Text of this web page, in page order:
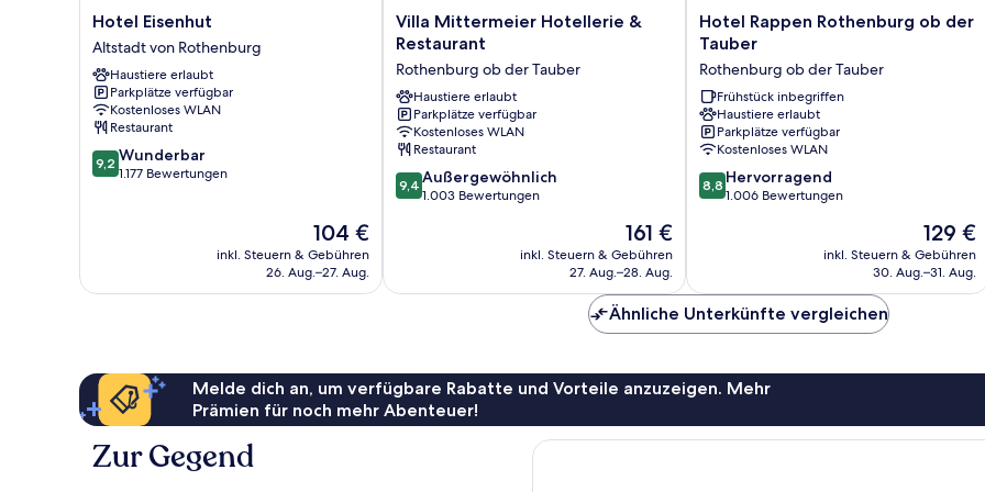
Hotel
Eisenhut
Altstadt
von
Rothenburg
Hotel Eisenhut
Altstadt von Rothenburg
Haustiere erlaubt
Parkplätze verfügbar
Kostenloses WLAN
Restaurant
9.2
von
9,2 Wunderbar
1.177 Bewertungen
Der
Preis
beträgt
104 €
inkl. Steuern & Gebühren
26. Aug.–27. Aug.
Villa
Mittermeier
&
Restaurant
Rothenburg
ob
der
Tauber
Villa Mittermeier Hotellerie &
Restaurant
Rothenburg ob der Tauber
Haustiere erlaubt
Parkplätze verfügbar
Kostenloses WLAN
Restaurant
9.4
von
9,4 Außergewöhnlich
1.003 Bewertungen
Der
Preis
beträgt
161 €
inkl. Steuern & Gebühren
27. Aug.–28. Aug.
Hotel
Rappen
ob
der
Tauber
Rothenburg
ob
der
Tauber
Hotel Rappen Rothenburg ob der
Tauber
Rothenburg ob der Tauber
Frühstück inbegriffen
Haustiere erlaubt
Parkplätze verfügbar
Kostenloses WLAN
8.8
von
8,8 Hervorragend
1.006 Bewertungen
Der
Preis
beträgt
129 €
inkl. Steuern & Gebühren
30. Aug.–31. Aug.
Ähnliche Unterkünfte vergleichen
Melde dich an, um verfügbare Rabatte und Vorteile anzuzeigen. Mehr
Prämien für noch mehr Abenteuer!
Zur Gegend